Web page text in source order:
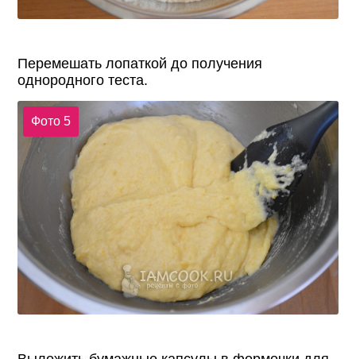
Перемешать лопаткой до получения
однородного теста.
Фото 5